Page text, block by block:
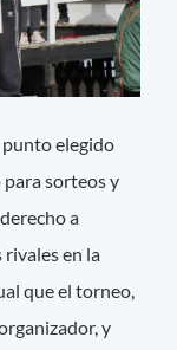
punto elegido
sorteos y
a
en la
que el torneo,
y